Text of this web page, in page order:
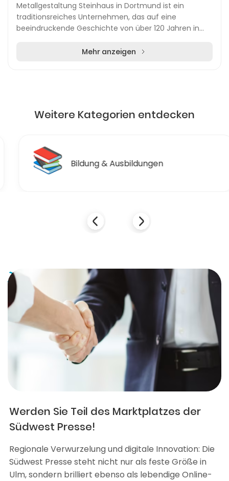
Metallgestaltung Steinhaus in Dortmund ist ein
traditionsreiches Unternehmen, das auf eine
beeindruckende Geschichte von über 120 Jahren in
Mehr anzeigen
Weitere Kategorien entdecken
📚 Bildung & Ausbildungen
Werden Sie Teil des Marktplatzes der
Südwest Presse!
Regionale Verwurzelung und digitale Innovation: Die
Südwest Presse steht nicht nur als feste Größe in
Ulm, sondern brilliert ebenso als lebendige Online-